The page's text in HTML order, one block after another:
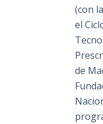
(con
el
de